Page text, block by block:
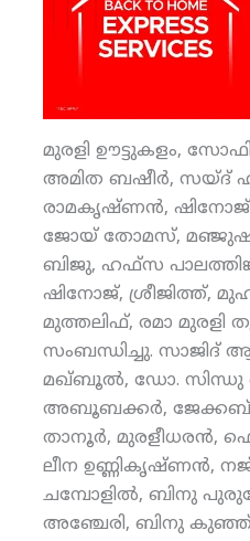
മുരളി ഊട്ടുകളം,
അമിത ബഷീര്‍, സയ്ദ്
രാമകൃഷ്ണന്‍,
ജോയ് തോമസ്, മഞ്ജുഷ
ബിജു, ഹഫ്‌സ
ഷിനോജ്, ശ്രീജിത്ത്,
മുത്തലിഫ്, രമാ മുരളി
സംബന്ധിച്ചു. സാജിദ്
മഖ്ബൂല്‍, ഡോ. സിന്ധു
അബൂബക്കര്‍, ജേക്കബ്
താനൂര്‍, മുരളീധരന്‍,
ലീന ഉണ്ണികൃഷ്ണന്‍,
ചമ്പോളില്‍, ബിനു
അഞ്ചേരി, ബിനു